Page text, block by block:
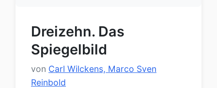
Dreizehn. Das
Spiegelbild
von Carl Wilckens, Marco Sven
Reinbold